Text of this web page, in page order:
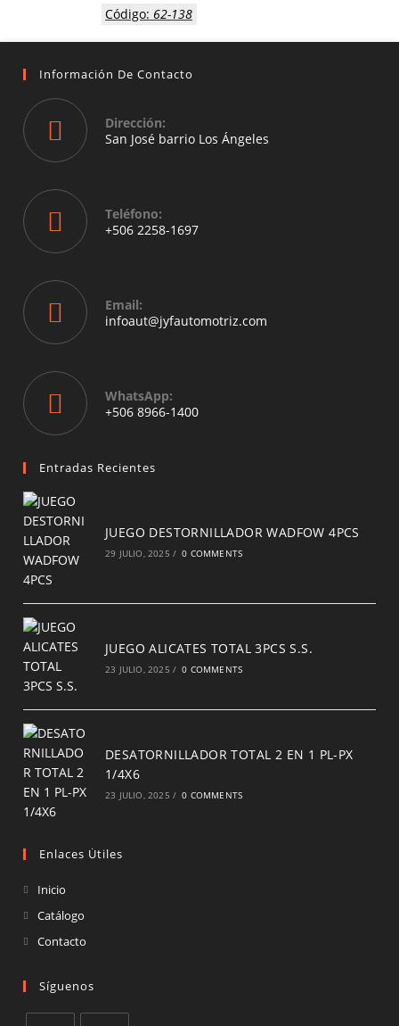
Código: 62-138
Información De Contacto
Dirección:
San José barrio Los Ángeles
new
Teléfono:
+506 2258-1697
application
Email:
infoaut@jyfautomotriz.com
WhatsApp:
+506 8966-1400Opens
Entradas Recientes
JUEGO DESTORNILLADOR WADFOW 4PCS
29 JULIO, 2025 / 0 COMMENTS
JUEGO ALICATES TOTAL 3PCS S.S.
23 JULIO, 2025 / 0 COMMENTS
DESATORNILLADOR TOTAL 2 EN 1 PL-PX
1/4X6
23 JULIO, 2025 / 0 COMMENTS
Enlaces Útiles
Inicio
Catálogo
Contacto
Síguenos